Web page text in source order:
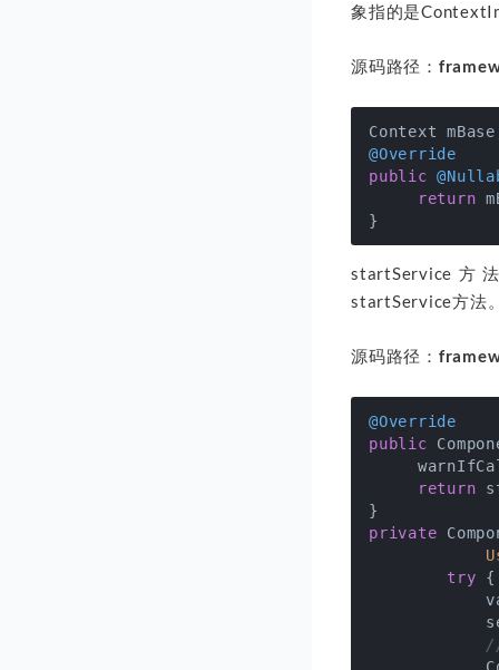
象指的是
源码路径：
@Override
public
return
startService方
startService方法。
源码路径：
@Override
public
return
private
try {